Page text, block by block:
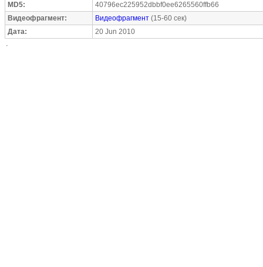
MD5:
40796ec225952dbbf0ee6265560ffb66
Видеофрагмент:
Видеофрагмент (15-60 сек)
Дата:
20 Jun 2010